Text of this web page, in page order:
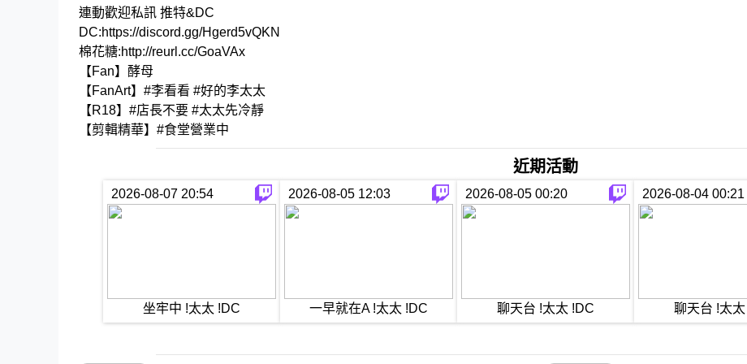
連動歡迎私訊 推特&DC
DC:https://discord.gg/Hgerd5vQKN
棉花糖:http://reurl.cc/GoaVAx
【Fan】酵母
【FanArt】#李看看 #好的李太太
【R18】#店長不要 #太太先冷靜
【剪輯精華】#食堂營業中
近期活動
2026-08-07 20:54
坐牢中 !太太 !DC
2026-08-05 12:03
一早就在A !太太 !DC
2026-08-05 00:20
聊天台 !太太 !DC
2026-08-04 00:21
聊天台 !太